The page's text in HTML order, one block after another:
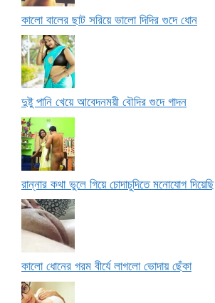
কালো বালের ছাট সরিয়ে ভালো দিদির গুদে ধোন
দুষ্টু পানি খেয়ে আবেদনময়ী বৌদির গুদে গাদন
রান্নার কথা ভুলে গিয়ে চোদাচুদিতে মনোযোগ দিয়েছি
কালো ধোনের গরম বীর্যে লাগলো ভোদায় ছেঁকা